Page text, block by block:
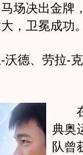
场决出金牌
，卫冕成功
德、劳拉-克
在
典奥
队曾